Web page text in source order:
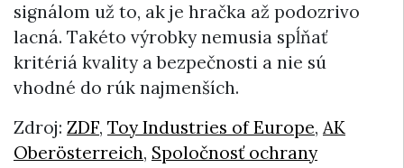
signálom už to, ak je hračka až podozrivo
lacná. Takéto výrobky nemusia spĺňať
kritériá kvality a bezpečnosti a nie sú
vhodné do rúk najmenších.
Zdroj: ZDF, Toy Industries of Europe, AK
Oberösterreich, Spoločnosť ochrany